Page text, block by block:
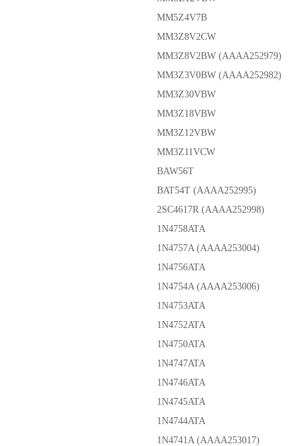
MM5Z4V7B
MM3Z8V2CW
MM3Z8V2BW (AAAA252979)
MM3Z3V0BW (AAAA252982)
MM3Z30VBW
MM3Z18VBW
MM3Z12VBW
MM3Z11VCW
BAW56T
BAT54T (AAAA252995)
2SC4617R (AAAA252998)
1N4758ATA
1N4757A (AAAA253004)
1N4756ATA
1N4754A (AAAA253006)
1N4753ATA
1N4752ATA
1N4750ATA
1N4747ATA
1N4746ATA
1N4745ATA
1N4744ATA
1N4741A (AAAA253017)